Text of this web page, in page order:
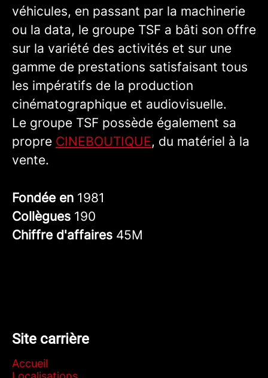
véhicules, en passant par la machinerie
ou la data, le groupe TSF a bâti son offre
sur la variété des activités et sur une
gamme de prestations satisfaisant tous
les impératifs de la production
cinématographique et audiovisuelle.
Le groupe TSF possède également sa
propre CINEBOUTIQUE, du matériel à la
vente.
Fondée en 1981
Collègues 190
Chiffre d'affaires 45M
Site carrière
Accueil